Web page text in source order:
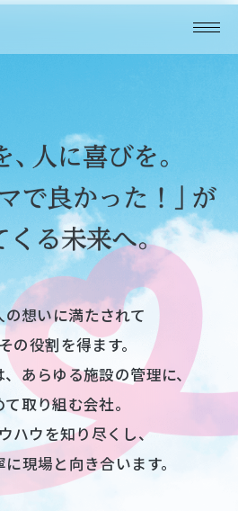
想いに満たされて
の役割を得ます。
あらゆる施設の管理に、
取り組む会社。
ハウを知り尽くし、
現場と向き合います。